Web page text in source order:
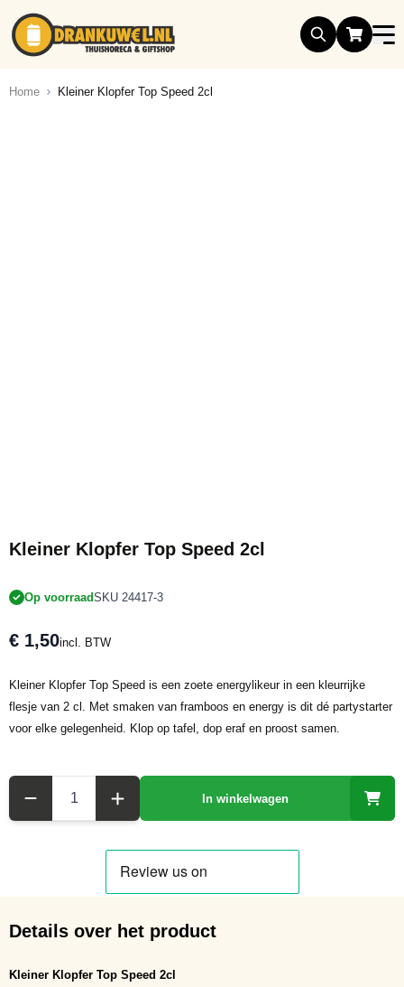
Ga naar de inhoud
Home Kleiner Klopfer Top Speed 2cl
Kleiner Klopfer Top Speed 2cl
Op voorraadSKU 24417-3
€ 1,50incl. BTW
Kleiner Klopfer Top Speed is een zoete energylikeur in een kleurrijke
flesje van 2 cl. Met smaken van framboos en energy is dit dé partystarter
voor elke gelegenheid. Klop op tafel, dop eraf en proost samen.
In winkelwagen
Details over het product
Kleiner Klopfer Top Speed 2cl